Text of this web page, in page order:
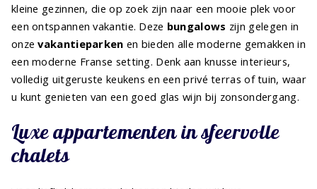
kleine gezinnen, die op zoek zijn naar een mooie plek voor
een ontspannen vakantie. Deze bungalows zijn gelegen in
onzevakantieparken en bieden alle moderne gemakken in
een moderne Franse setting. Denk aan knusse interieurs,
volledig uitgeruste keukens en een privé terras of tuin, waar
u kunt genieten van een goed glas wijn bij zonsondergang.
Luxe appartementen in sfeervolle
chalets